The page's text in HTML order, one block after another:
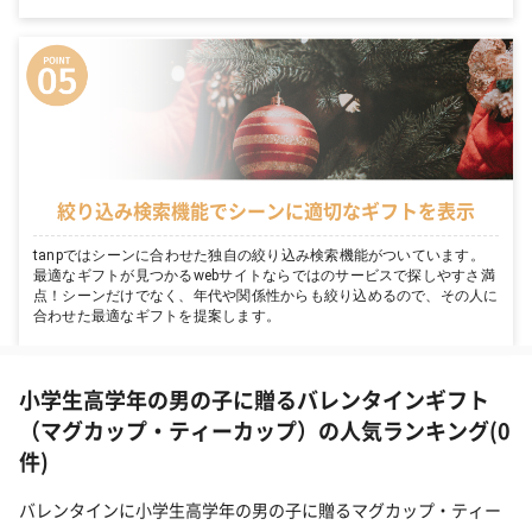
絞り込み検索機能でシーンに適切なギフトを表示
tanpではシーンに合わせた独自の絞り込み検索機能がついています。
最適なギフトが見つかるwebサイトならではのサービスで探しやすさ満
点！シーンだけでなく、年代や関係性からも絞り込めるので、その人に
合わせた最適なギフトを提案します。
小学生高学年の男の子に贈るバレンタインギフト
（マグカップ・ティーカップ）の人気ランキング(0
件)
バレンタインに小学生高学年の男の子に贈るマグカップ・ティー